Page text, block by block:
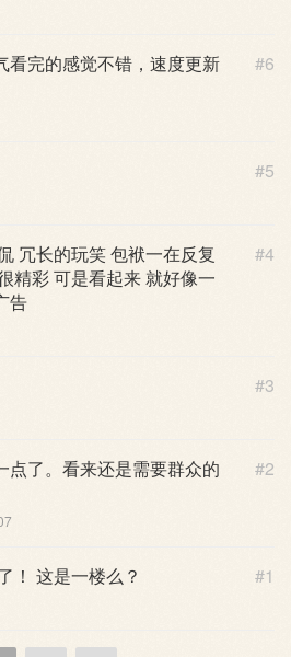
#6
看完的感觉不错，速度更新
#5
#4
冗长的玩笑 包袱一在反复
精彩 可是看起来 就好像一
告
#3
#2
点了。看来还是需要群众的
#1
！ 这是一楼么？